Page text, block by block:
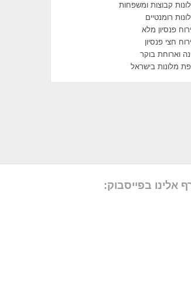
קבוצות ומשפחות
רומנטיים
פנסיון מלא
חצי פנסיון
וארוחת בוקר
מלונות בישראל
אלינו בפייסבוק: